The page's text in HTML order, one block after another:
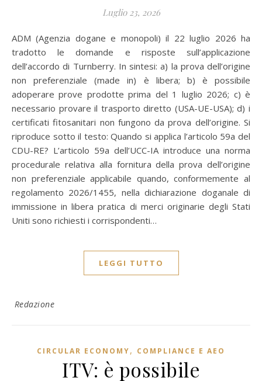
Luglio 23, 2026
ADM (Agenzia dogane e monopoli) il 22 luglio 2026 ha
tradotto le domande e risposte sull’applicazione
dell’accordo di Turnberry. In sintesi: a) la prova dell’origine
non preferenziale (made in) è libera; b) è possibile
adoperare prove prodotte prima del 1 luglio 2026; c) è
necessario provare il trasporto diretto (USA-UE-USA); d) i
certificati fitosanitari non fungono da prova dell’origine. Si
riproduce sotto il testo: Quando si applica l’articolo 59a del
CDU-RE? L’articolo 59a dell’UCC-IA introduce una norma
procedurale relativa alla fornitura della prova dell’origine
non preferenziale applicabile quando, conformemente al
regolamento 2026/1455, nella dichiarazione doganale di
immissione in libera pratica di merci originarie degli Stati
Uniti sono richiesti i corrispondenti…
LEGGI TUTTO
Redazione
CIRCULAR ECONOMY, COMPLIANCE E AEO
ITV: è possibile